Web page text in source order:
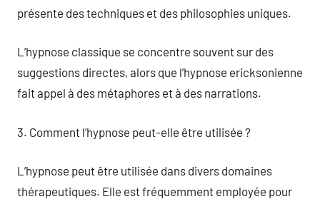
présente des techniques et des philosophies uniques.
L’hypnose classique se concentre souvent sur des
suggestions directes, alors que l’hypnose ericksonienne
fait appel à des métaphores et à des narrations.
3. Comment l’hypnose peut-elle être utilisée ?
L’hypnose peut être utilisée dans divers domaines
thérapeutiques. Elle est fréquemment employée pour